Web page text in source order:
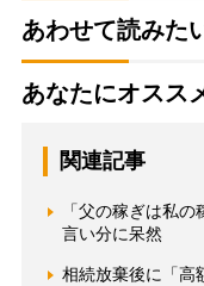
あわせて読みた
あなたにオスス
関連記事
「父の稼ぎは私
言い分に呆然
相続放棄後に「高